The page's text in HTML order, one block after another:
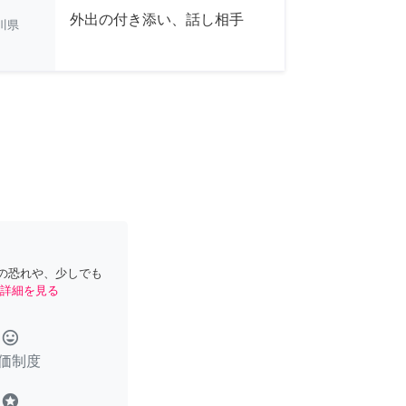
県 外出の付き添い、話し相手
恐れや、少しでも
詳細を見る
tag_faces
制度
stars